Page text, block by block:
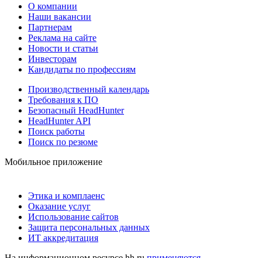
О компании
Наши вакансии
Партнерам
Реклама на сайте
Новости и статьи
Инвесторам
Кандидаты по профессиям
Производственный календарь
Требования к ПО
Безопасный HeadHunter
HeadHunter API
Поиск работы
Поиск по резюме
Мобильное приложение
Этика и комплаенс
Оказание услуг
Использование сайтов
Защита персональных данных
ИТ аккредитация